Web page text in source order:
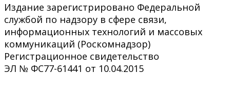
Издание зарегистрировано Федеральной
службой по надзору в сфере связи,
информационных технологий и массовых
коммуникаций (Роскомнадзор)
Регистрационное свидетельство
ЭЛ № ФС77-61441 от 10.04.2015